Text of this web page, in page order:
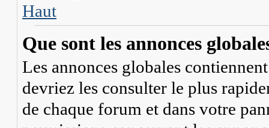
Haut
Que sont les annonces
Les annonces globales
devriez les consulter le plus
de chaque forum et dans votre